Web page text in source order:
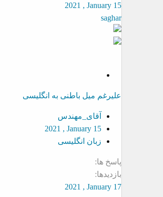
2021 , January 15
saghar
l
v
e
علیرغم میل باطنی به انگلیسی
آقای_مهندس
2021 , January 15
زبان انگلیسی
پاسخ ها
بازدیدها
2021 , January 17